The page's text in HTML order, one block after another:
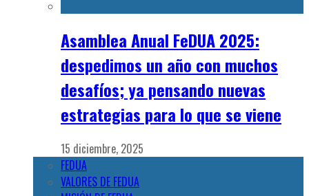
PLAN ESTRATEGICO
Comision Directiva
Historia
Capacitación
Diplomatura: LÍDER DE IA PARA LA GESTIÓN DEPORTIVA
PSICOLOGÍA DEL DEPORTE: BIENESTAR Y RENDIMIENTO
PARA LA DOBLE CARRERA
NUTRICIÓN DEPORTIVA
GESTIÓN DEPORTIVA
ORGANIZACIÓN PROFESIONAL DE EVENTOS DEPORTIVOS